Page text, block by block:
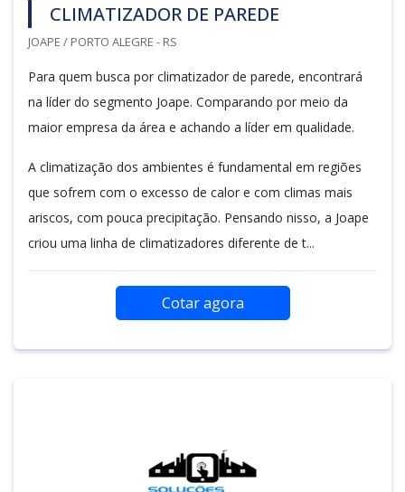
CLIMATIZADOR DE PAREDE
JOAPE / PORTO ALEGRE - RS
Para quem busca por climatizador de parede, encontrará
na líder do segmento Joape. Comparando por meio da
maior empresa da área e achando a líder em qualidade.
A climatização dos ambientes é fundamental em regiões
que sofrem com o excesso de calor e com climas mais
ariscos, com pouca precipitação. Pensando nisso, a Joape
criou uma linha de climatizadores diferente de t...
Cotar agora